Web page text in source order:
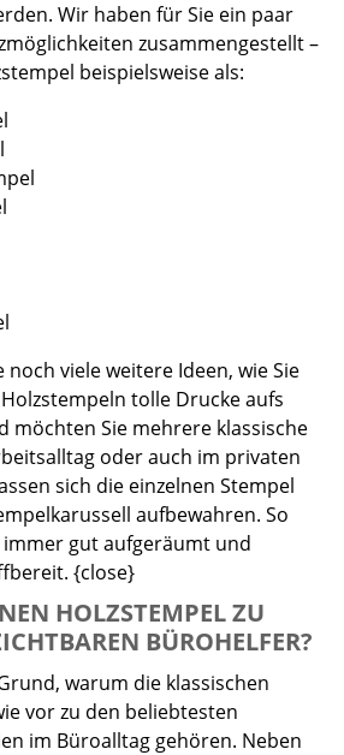
Wir haben für Sie ein paar
zusammengestellt –
beispielsweise als:
viele weitere Ideen, wie Sie
tolle Drucke aufs
möchten Sie mehrere klassische
oder auch im privaten
sich die einzelnen Stempel
aufbewahren. So
gut aufgeräumt und
{close}
HOLZSTEMPEL ZU
BÜROHELFER?
warum die klassischen
vor zu den beliebtesten
im Büroalltag gehören. Neben